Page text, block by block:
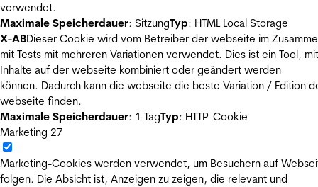
verwendet.
Maximale Speicherdauer: SitzungTyp: HTML Local Storage
X-ABDieser Cookie wird vom Betreiber der webseite im
mit Tests mit mehreren Variationen verwendet. Dies ist ein Tool,
Inhalte auf der webseite kombiniert oder geändert werden
können. Dadurch kann die webseite die beste Variation / Edition
webseite finden.
Maximale Speicherdauer: 1 TagTyp: HTTP-Cookie
Marketing 27
Marketing-Cookies werden verwendet, um Besuchern auf
folgen. Die Absicht ist, Anzeigen zu zeigen, die relevant und